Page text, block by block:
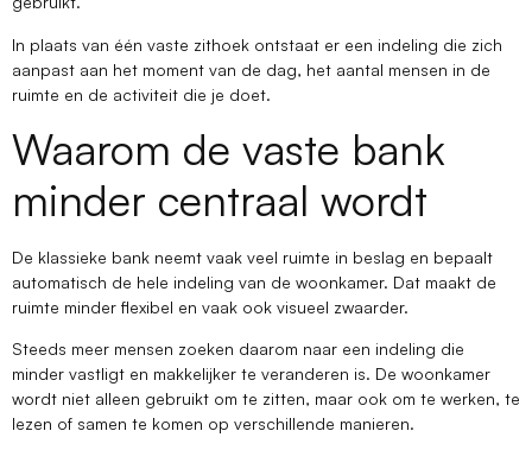
In plaats van één vaste zithoek ontstaat er een indeling die zich
aanpast aan het moment van de dag, het aantal mensen in de
ruimte en de activiteit die je doet.
Waarom de vaste bank
minder centraal wordt
De klassieke bank neemt vaak veel ruimte in beslag en bepaalt
automatisch de hele indeling van de woonkamer. Dat maakt de
ruimte minder flexibel en vaak ook visueel zwaarder.
Steeds meer mensen zoeken daarom naar een indeling die
minder vastligt en makkelijker te veranderen is. De woonkamer
wordt niet alleen gebruikt om te zitten, maar ook om te werken, te
lezen of samen te komen op verschillende manieren.